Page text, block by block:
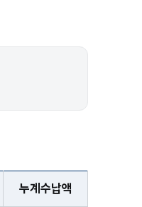
누계수납액